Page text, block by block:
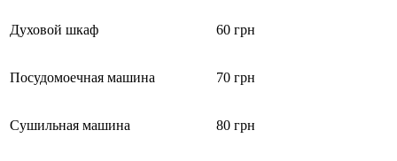
Духовой шкаф 60 грн
Посудомоечная машина 70 грн
Сушильная машина 80 грн